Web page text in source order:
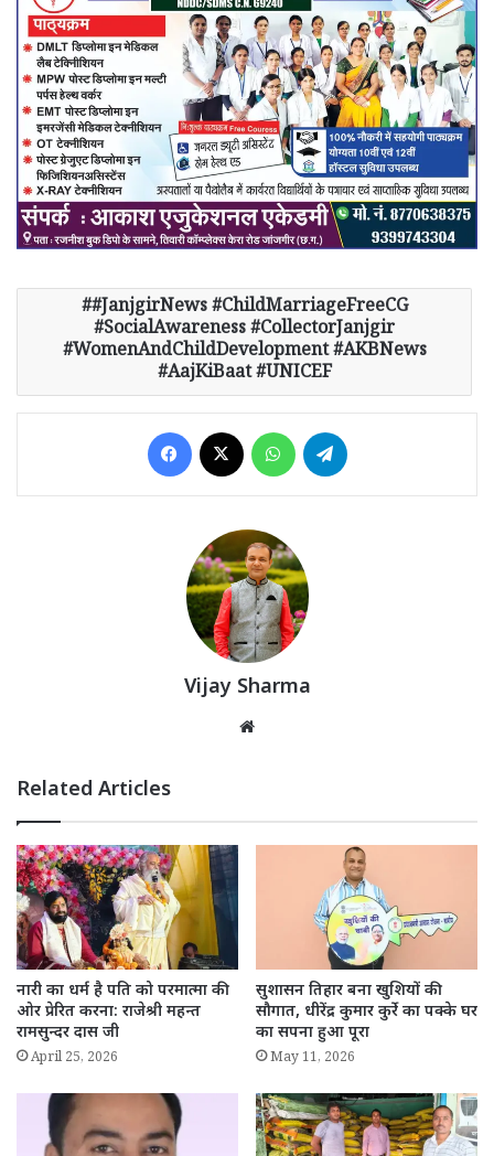
#JanjgirNews #ChildMarriageFreeCG
#SocialAwareness #CollectorJanjgir
#WomenAndChildDevelopment #AKBNews
#AajKiBaat #UNICEF
Facebook WhatsApp
Vijay Sharma
Related Articles
नारी का धर्म है पति को परमात्मा की
ओर प्रेरित करना: राजेश्री महन्त
रामसुन्दर दास जी
April 25, 2026
सुशासन तिहार बना खुशियों की
सौगात, धीरेंद्र कुमार कुर्रे का पक्के घर
का सपना हुआ पूरा
May 11, 2026